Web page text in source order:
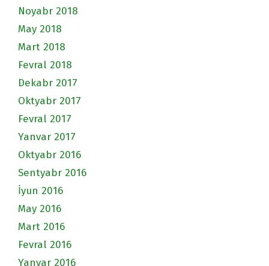
Noyabr 2018
May 2018
Mart 2018
Fevral 2018
Dekabr 2017
Oktyabr 2017
Fevral 2017
Yanvar 2017
Oktyabr 2016
Sentyabr 2016
İyun 2016
May 2016
Mart 2016
Fevral 2016
Yanvar 2016